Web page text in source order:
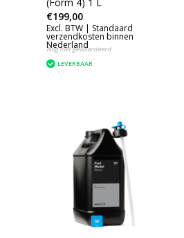
€199,00
Excl. BTW | Standaard
verzendkosten binnen
Nederland
Nog niet gewaardeerd
LEVERBAAR